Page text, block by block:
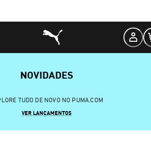
NOVIDADES
TUDO DE NOVO NO PUMA.COM
VER LANÇAMENTOS